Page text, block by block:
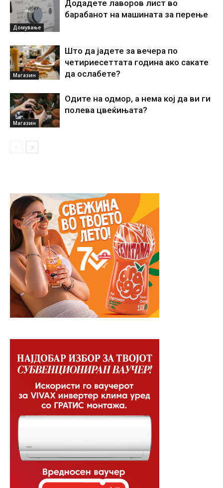
Домување
Додадете лаворов лист во
барабанот на машината за перење
Магазин
Што да јадете за вечера по
четириесеттата година ако сакате
да ослабете?
Магазин
Одите на одмор, а нема кој да ви ги
полева цвеќињата?